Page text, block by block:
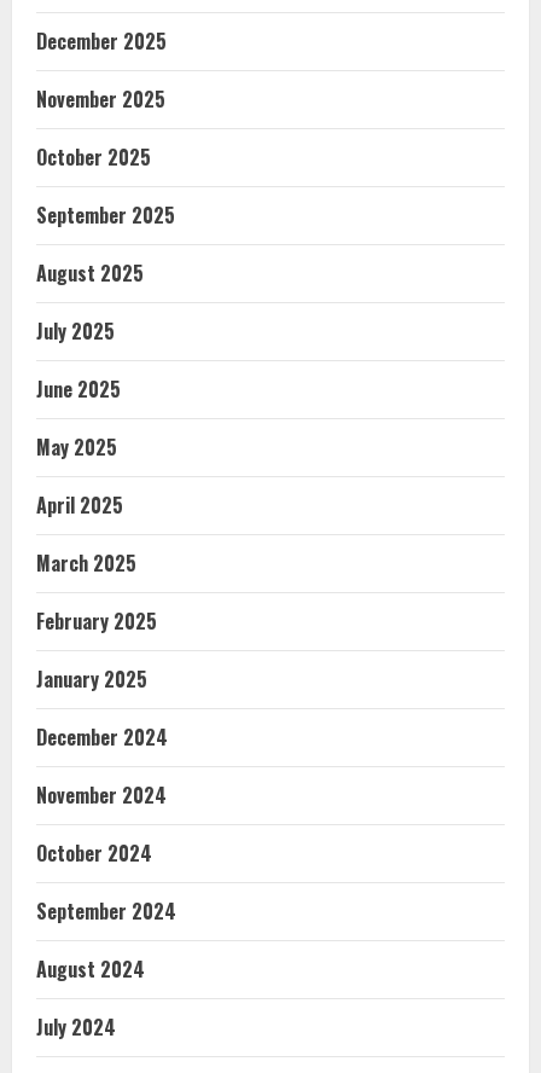
December 2025
November 2025
October 2025
September 2025
August 2025
July 2025
June 2025
May 2025
April 2025
March 2025
February 2025
January 2025
December 2024
November 2024
October 2024
September 2024
August 2024
July 2024